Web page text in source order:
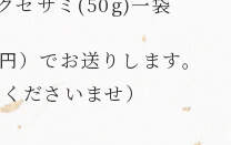
）でお送りします。
ださいませ）